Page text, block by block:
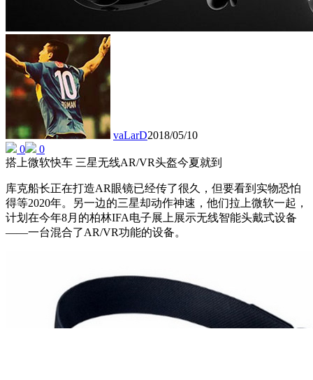
vaLarD2018/05/10
0
0
搭上微软快车 三星无线AR/VR头盔今夏就到
库克船长正在打造AR眼镜已经传了很久，但要看到实物恐怕
得等2020年。另一边的三星却动作神速，他们拉上微软一起，
计划在今年8月的柏林IFA电子展上展示无线智能头戴式设备
——一台混合了AR/VR功能的设备。